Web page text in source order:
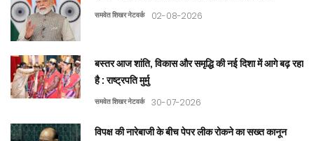
समवेत शिखर नेटवर्क 02-08-2026
बस्तर आज शांति, विकास और समृद्धि की नई दिशा में आगे बढ़ रहा
है : राष्ट्रपति मुर्मु
समवेत शिखर नेटवर्क 30-07-2026
विपक्ष की नारेबाजी के बीच पेपर लीक रोकने का सख्त कानून